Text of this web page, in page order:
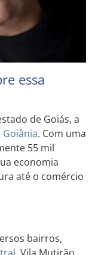
essa
de Goiás, a
Goiânia. Com uma
55 mil
economia
até o comércio
bairros,